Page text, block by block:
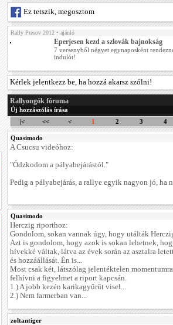
Ez tetszik, megosztom
Rally Presov 2012 • ajánló
Eperjesen kezd a szlovák bajnokság
7 versenyből négyet egynaposként
indulót!
Kérlek jelentkezz be, ha hozzá akarsz szólni!
Rallyongók fóruma
Új hozzászólás írása
|<
<< < 1 2 3 4
Quasimodo
A Csucsu videóhoz:
"Ódzkodom a pályabejárástól."
Pedig a pályabejárás, a rallye egyik nagyon jó, ha
Quasimodo
Herczig riporthoz:
Gondolom, sokan vannak úgy, hogy utálták
Azt is gondolom, hogy azok is sokan lehetnek,
hívekké váltak, látva az évek során az asztalra
és hozzáállását. Én is...
Most csak két, látszólag jelentéktelen
felhívni a figyelmet a riport kapcsán.
1.) A jobb kezén karikagyűrűt visel...
2.) Nem farmerban van...
zoltantiger